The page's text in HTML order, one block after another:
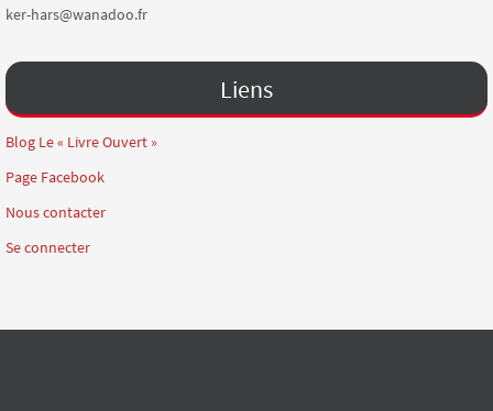
ker-hars@wanadoo.fr
Liens
Blog Le « Livre Ouvert »
Page Facebook
Nous contacter
Se connecter